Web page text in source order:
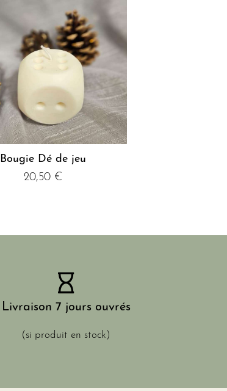
Bougie Dé de jeu
20,50 €
Livraison 7 jours ouvrés
(si produit en stock)